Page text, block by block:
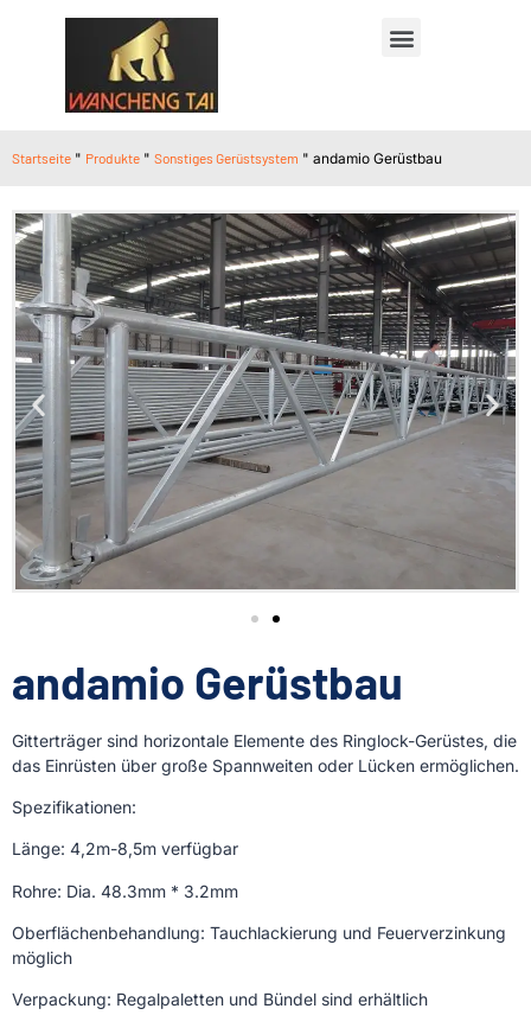
Startseite " Produkte " Sonstiges Gerüstsystem " andamio Gerüstbau
andamio Gerüstbau
Gitterträger sind horizontale Elemente des Ringlock-Gerüstes, die
das Einrüsten über große Spannweiten oder Lücken ermöglichen.
Spezifikationen:
Länge: 4,2m-8,5m verfügbar
Rohre: Dia. 48.3mm * 3.2mm
Oberflächenbehandlung: Tauchlackierung und Feuerverzinkung
möglich
Verpackung: Regalpaletten und Bündel sind erhältlich